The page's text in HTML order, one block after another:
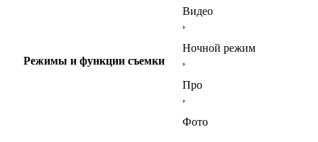
Режимы и функции съемки
Видео
,
Ночной режим
,
Про
,
Фото